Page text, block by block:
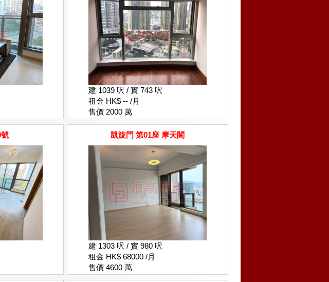
建 1039 呎 / 實 743 呎
租金 HK$ -- /月
售價 2000 萬
凱旋門 第01座 摩天閣
建 1303 呎 / 實 980 呎
租金 HK$ 68000 /月
售價 4600 萬